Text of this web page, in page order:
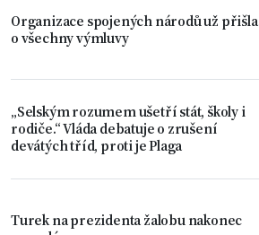
Organizace spojených národů už přišla
o všechny výmluvy
„Selským rozumem ušetří stát, školy i
rodiče.“ Vláda debatuje o zrušení
devátých tříd, proti je Plaga
Turek na prezidenta žalobu nakonec